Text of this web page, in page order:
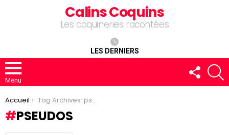
Calins Coquins
Les coquineries racontées
LES DERNIERS
Menu
FOLLOW
US
You are here:
Accueil Tag Archives: pseudos
PSEUDOS